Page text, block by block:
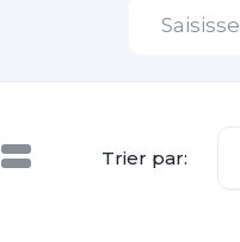
Trier par: